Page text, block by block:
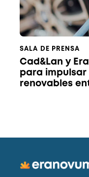
SALA DE PRENSA
Cad&Lan y
para impulsar
renovables